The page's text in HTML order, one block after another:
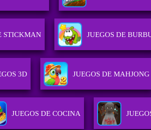
STICKMAN JUEGOS DE
3D JUEGOS DE MAHJONG
JUEGOS DE COCINA